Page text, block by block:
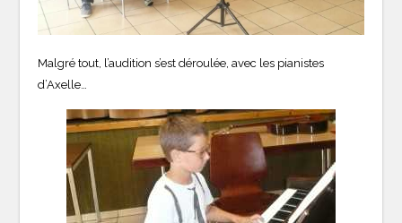
Malgré tout, l’audition s’est déroulée, avec les pianistes
d’Axelle…